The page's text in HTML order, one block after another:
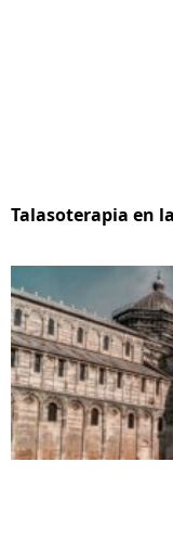
Talasoterapia en